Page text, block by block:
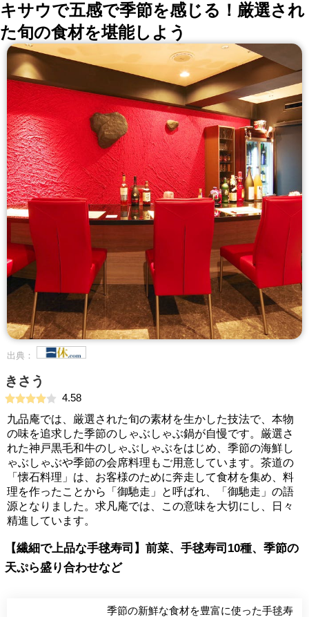
キサウで五感で季節を感じる！厳選され
た旬の食材を堪能しよう
出典：
きさう
4.58
九品庵では、厳選された旬の素材を生かした技法で、本物
の味を追求した季節のしゃぶしゃぶ鍋が自慢です。厳選さ
れた神戸黒毛和牛のしゃぶしゃぶをはじめ、季節の海鮮し
ゃぶしゃぶや季節の会席料理もご用意しています。茶道の
「懐石料理」は、お客様のために奔走して食材を集め、料
理を作ったことから「御馳走」と呼ばれ、「御馳走」の語
源となりました。求凡庵では、この意味を大切にし、日々
精進しています。
【繊細で上品な手毬寿司】前菜、手毬寿司10種、季節の
天ぷら盛り合わせなど
季節の新鮮な食材を豊富に使った手毬寿